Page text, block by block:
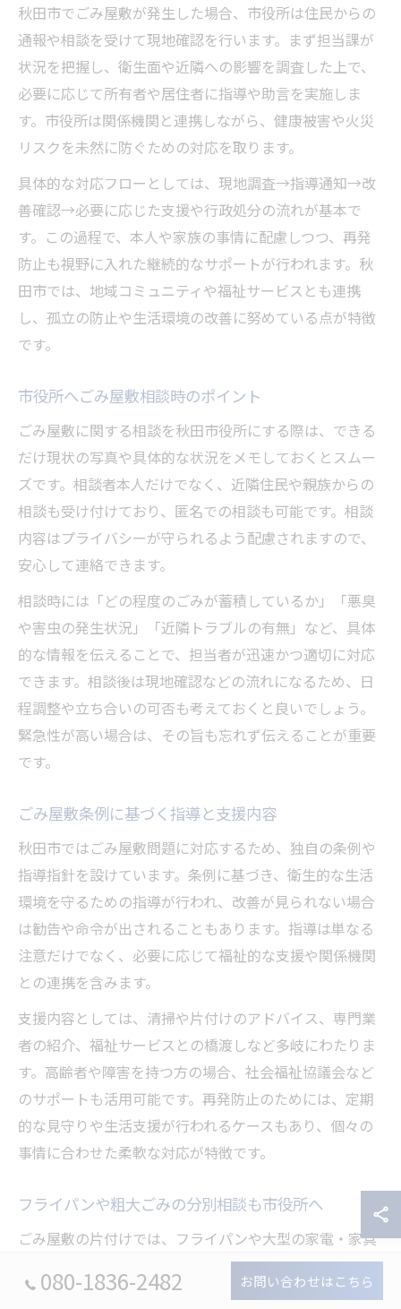
秋田市でごみ屋敷が発生した場合、市役所は住民からの
通報や相談を受けて現地確認を行います。まず担当課が
状況を把握し、衛生面や近隣への影響を調査した上で、
必要に応じて所有者や居住者に指導や助言を実施しま
す。市役所は関係機関と連携しながら、健康被害や火災
リスクを未然に防ぐための対応を取ります。
具体的な対応フローとしては、現地調査→指導通知→改
善確認→必要に応じた支援や行政処分の流れが基本で
す。この過程で、本人や家族の事情に配慮しつつ、再発
防止も視野に入れた継続的なサポートが行われます。秋
田市では、地域コミュニティや福祉サービスとも連携
し、孤立の防止や生活環境の改善に努めている点が特徴
です。
市役所へごみ屋敷相談時のポイント
ごみ屋敷に関する相談を秋田市役所にする際は、できる
だけ現状の写真や具体的な状況をメモしておくとスムー
ズです。相談者本人だけでなく、近隣住民や親族からの
相談も受け付けており、匿名での相談も可能です。相談
内容はプライバシーが守られるよう配慮されますので、
安心して連絡できます。
相談時には「どの程度のごみが蓄積しているか」「悪臭
や害虫の発生状況」「近隣トラブルの有無」など、具体
的な情報を伝えることで、担当者が迅速かつ適切に対応
できます。相談後は現地確認などの流れになるため、日
程調整や立ち合いの可否も考えておくと良いでしょう。
緊急性が高い場合は、その旨も忘れず伝えることが重要
です。
ごみ屋敷条例に基づく指導と支援内容
秋田市ではごみ屋敷問題に対応するため、独自の条例や
指導指針を設けています。条例に基づき、衛生的な生活
環境を守るための指導が行われ、改善が見られない場合
は勧告や命令が出されることもあります。指導は単なる
注意だけでなく、必要に応じて福祉的な支援や関係機関
との連携を含みます。
支援内容としては、清掃や片付けのアドバイス、専門業
者の紹介、福祉サービスとの橋渡しなど多岐にわたりま
す。高齢者や障害を持つ方の場合、社会福祉協議会など
のサポートも活用可能です。再発防止のためには、定期
的な見守りや生活支援が行われるケースもあり、個々の
事情に合わせた柔軟な対応が特徴です。
フライパンや粗大ごみの分別相談も市役所へ
ごみ屋敷の片付けでは、フライパンや大型の家電・家具
など、分別方法がわかりにくいものが多く出てきます。
秋田市では、こうした粗大ごみや特殊なごみの出し方に
080-1836-2482 お問い合わせはこちら